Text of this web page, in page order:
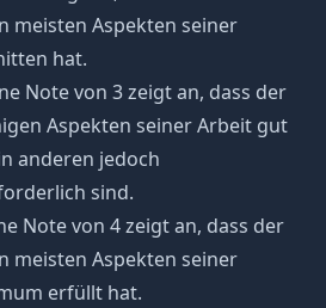
meisten Aspekten seiner
hat.
Note von 3 zeigt an, dass der
Aspekten seiner Arbeit gut
anderen jedoch
sind.
Note von 4 zeigt an, dass der
meisten Aspekten seiner
erfüllt hat.